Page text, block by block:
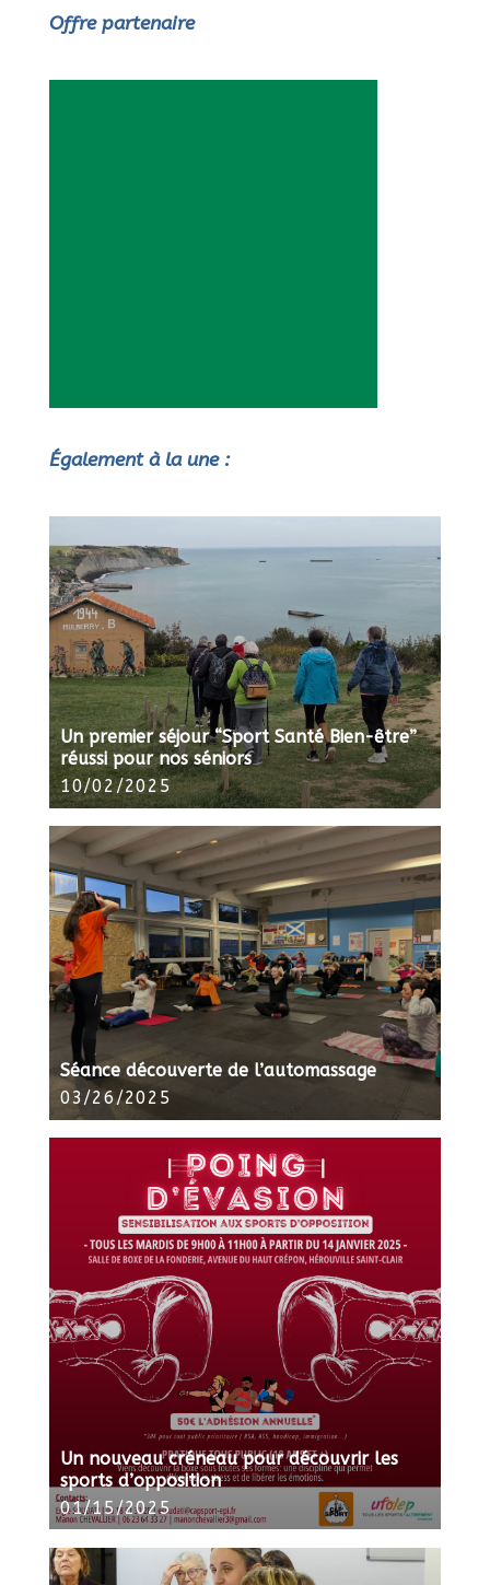
Offre partenaire
Également à la une :
Un premier séjour “Sport Santé Bien-être”
réussi pour nos séniors
10/02/2025
Séance découverte de l’automassage
03/26/2025
Un nouveau créneau pour découvrir les
sports d’opposition
01/15/2025